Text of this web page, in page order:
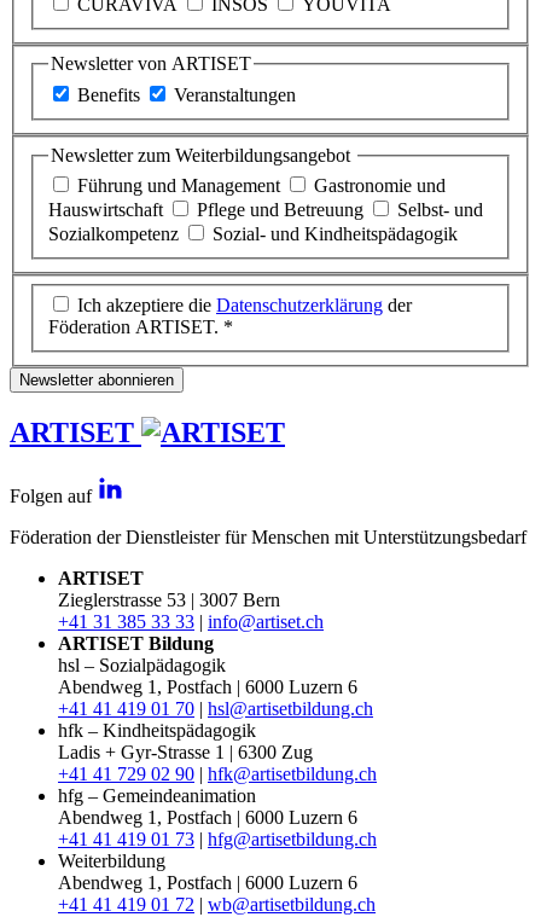
Newsletter von ARTISET
Benefits
Veranstaltungen
Newsletter zum Weiterbildungsangebot
Führung und Management
Gastronomie und
Hauswirtschaft
Pflege und Betreuung
Selbst- und
Sozialkompetenz
Sozial- und Kindheitspädagogik
Ich akzeptiere die Datenschutzerklärung der
Föderation ARTISET. *
Newsletter abonnieren
ARTISET
Folgen auf
Föderation der Dienstleister für Menschen mit Unterstützungsbedarf
ARTISET
Zieglerstrasse 53 | 3007 Bern
+41 31 385 33 33 | info@artiset.ch
ARTISET Bildung
hsl – Sozialpädagogik
Abendweg 1, Postfach | 6000 Luzern 6
+41 41 419 01 70 | hsl@artisetbildung.ch
hfk – Kindheitspädagogik
Ladis + Gyr-Strasse 1 | 6300 Zug
+41 41 729 02 90 | hfk@artisetbildung.ch
hfg – Gemeindeanimation
Abendweg 1, Postfach | 6000 Luzern 6
+41 41 419 01 73 | hfg@artisetbildung.ch
Weiterbildung
Abendweg 1, Postfach | 6000 Luzern 6
+41 41 419 01 72 | wb@artisetbildung.ch